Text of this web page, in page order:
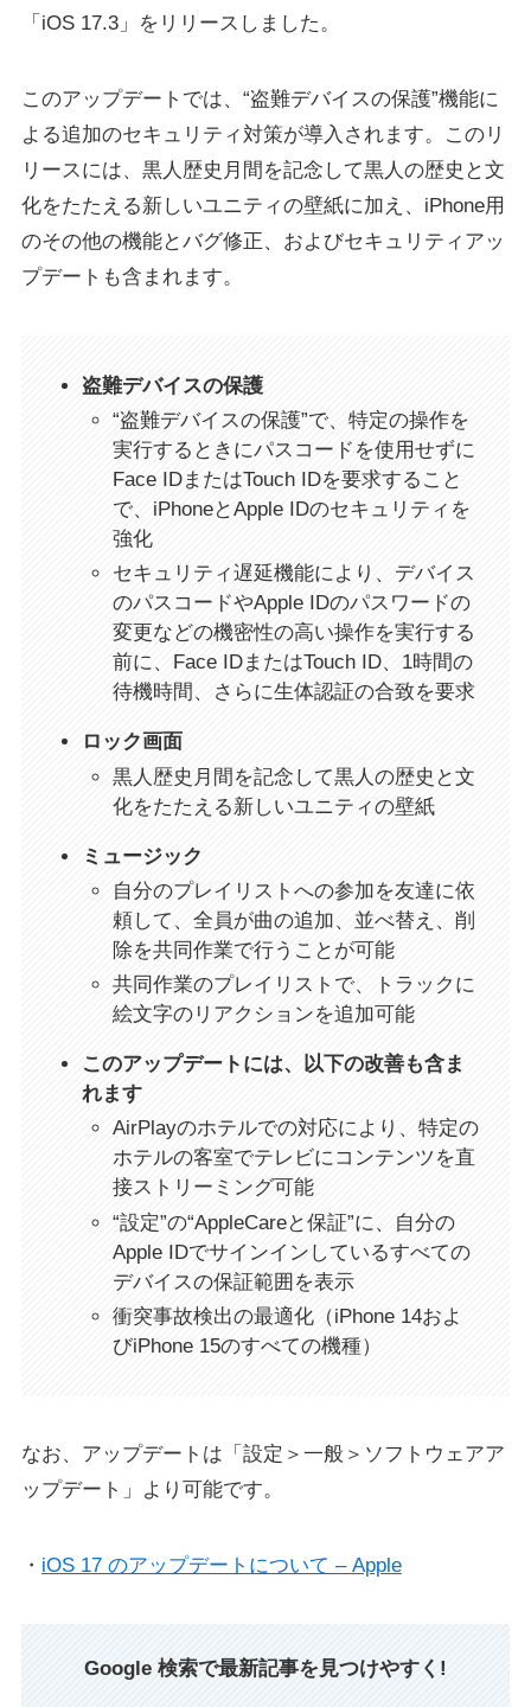
「iOS 17.3」をリリースしました。
このアップデートでは、“盗難デバイスの保護”機能に
よる追加のセキュリティ対策が導入されます。このリ
リースには、黒人歴史月間を記念して黒人の歴史と文
化をたたえる新しいユニティの壁紙に加え、iPhone用
のその他の機能とバグ修正、およびセキュリティアッ
プデートも含まれます。
盗難デバイスの保護
“盗難デバイスの保護”で、特定の操作を
実行するときにパスコードを使用せずに
Face IDまたはTouch IDを要求すること
で、iPhoneとApple IDのセキュリティを
強化
セキュリティ遅延機能により、デバイス
のパスコードやApple IDのパスワードの
変更などの機密性の高い操作を実行する
前に、Face IDまたはTouch ID、1時間の
待機時間、さらに生体認証の合致を要求
ロック画面
黒人歴史月間を記念して黒人の歴史と文
化をたたえる新しいユニティの壁紙
ミュージック
自分のプレイリストへの参加を友達に依
頼して、全員が曲の追加、並べ替え、削
除を共同作業で行うことが可能
共同作業のプレイリストで、トラックに
絵文字のリアクションを追加可能
このアップデートには、以下の改善も含ま
れます
AirPlayのホテルでの対応により、特定の
ホテルの客室でテレビにコンテンツを直
接ストリーミング可能
“設定”の“AppleCareと保証”に、自分の
Apple IDでサインインしているすべての
デバイスの保証範囲を表示
衝突事故検出の最適化（iPhone 14およ
びiPhone 15のすべての機種）
なお、アップデートは「設定＞一般＞ソフトウェアア
ップデート」より可能です。
・ iOS 17 のアップデートについて – Apple
Google 検索で最新記事を見つけやすく!